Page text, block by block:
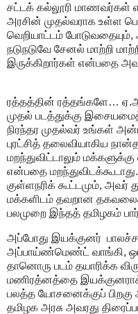
சட்டக் கல்லூரி மாணவர்கள்
அரசின் முதல்வராக உள்ள
வெறியாட்டம் போடுவதையும்,
நடுநடுவே சேனல் மாற்றி
இருக்கிறார்கள் என்பதை
ரத்தத்தின் ரத்தங்களே…
முதல் படத்துக்கு
நிரந்தர முதல்வர் உங்கள்
புரட்சித் தலைவியாகிய
மறந்துவிட்டாலும்
என்பதை
குள்ளநரிக் கூட்டமும், அவர்
மக்களிடம் தவறான
பலமுறை இந்தத் தமிழகம்
அப்போது இயக்குனர்
அப்பாய்ண்மெண்ட் வாங்கி,
தானொரு படம் தயாரிக்க
மணிரத்னத்தை இயக்குனராக்க
பலத்த யோசனைக்குப்
தமிழக அரசு அவரது